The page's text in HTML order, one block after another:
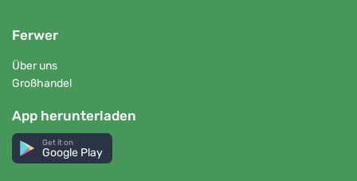
Ferwer
Über uns
Großhandel
App herunterladen
Get it on
Google Play